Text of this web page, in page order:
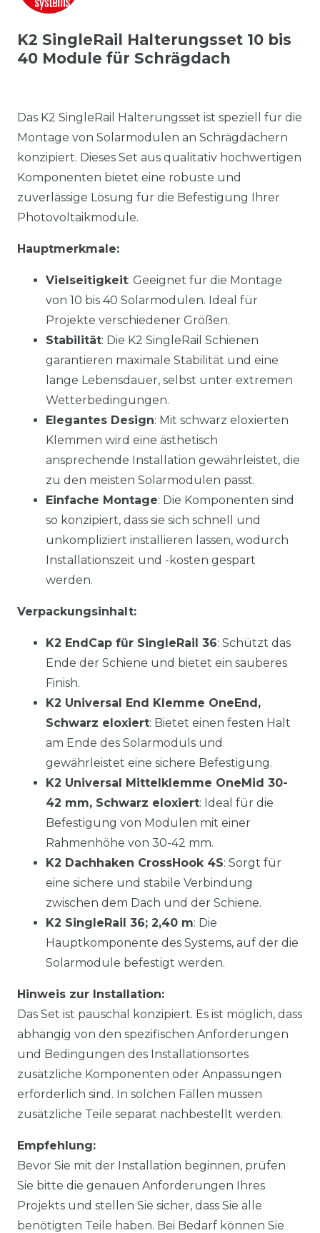
K2 SingleRail Halterungsset 10 bis
40 Module für Schrägdach
Das K2 SingleRail Halterungsset ist speziell für die
Montage von Solarmodulen an Schrägdächern
konzipiert. Dieses Set aus qualitativ hochwertigen
Komponenten bietet eine robuste und
zuverlässige Lösung für die Befestigung Ihrer
Photovoltaikmodule.
Hauptmerkmale:
Vielseitigkeit: Geeignet für die Montage
von 10 bis 40 Solarmodulen. Ideal für
Projekte verschiedener Größen.
Stabilität: Die K2 SingleRail Schienen
garantieren maximale Stabilität und eine
lange Lebensdauer, selbst unter extremen
Wetterbedingungen.
Elegantes Design: Mit schwarz eloxierten
Klemmen wird eine ästhetisch
ansprechende Installation gewährleistet, die
zu den meisten Solarmodulen passt.
Einfache Montage: Die Komponenten sind
so konzipiert, dass sie sich schnell und
unkompliziert installieren lassen, wodurch
Installationszeit und -kosten gespart
werden.
Verpackungsinhalt:
K2 EndCap für SingleRail 36: Schützt das
Ende der Schiene und bietet ein sauberes
Finish.
K2 Universal End Klemme OneEnd,
Schwarz eloxiert: Bietet einen festen Halt
am Ende des Solarmoduls und
gewährleistet eine sichere Befestigung.
K2 Universal Mittelklemme OneMid 30-
42 mm, Schwarz eloxiert: Ideal für die
Befestigung von Modulen mit einer
Rahmenhöhe von 30-42 mm.
K2 Dachhaken CrossHook 4S: Sorgt für
eine sichere und stabile Verbindung
zwischen dem Dach und der Schiene.
K2 SingleRail 36; 2,40 m: Die
Hauptkomponente des Systems, auf der die
Solarmodule befestigt werden.
Hinweis zur Installation:
Das Set ist pauschal konzipiert. Es ist möglich, dass
abhängig von den spezifischen Anforderungen
und Bedingungen des Installationsortes
zusätzliche Komponenten oder Anpassungen
erforderlich sind. In solchen Fällen müssen
zusätzliche Teile separat nachbestellt werden.
Empfehlung:
Bevor Sie mit der Installation beginnen, prüfen
Sie bitte die genauen Anforderungen Ihres
Projekts und stellen Sie sicher, dass Sie alle
benötigten Teile haben. Bei Bedarf können Sie